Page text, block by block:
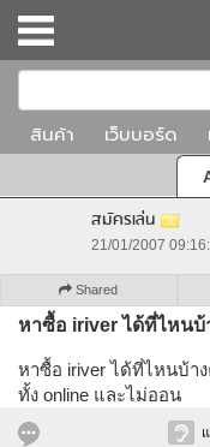
สินค้า เว็บบอร์ด
สมัครเล่น
21/01/2007
Shared
หาซื้อ iriver ได้ที่ไหนบ้
หาซื้อ iriver ได้ที่ไหนบ้า
ทั้ง online และไม่ออน